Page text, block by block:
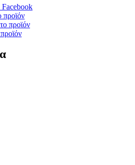
Facebook
προϊόν
προϊόν